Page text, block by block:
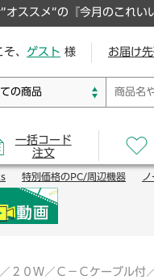
オススメ”の『今月のこれい
、 ゲスト 様 お届け
一括コード
注文
特別価格のPC/周辺機器 ノ
２０Ｗ／Ｃ－Ｃケーブル